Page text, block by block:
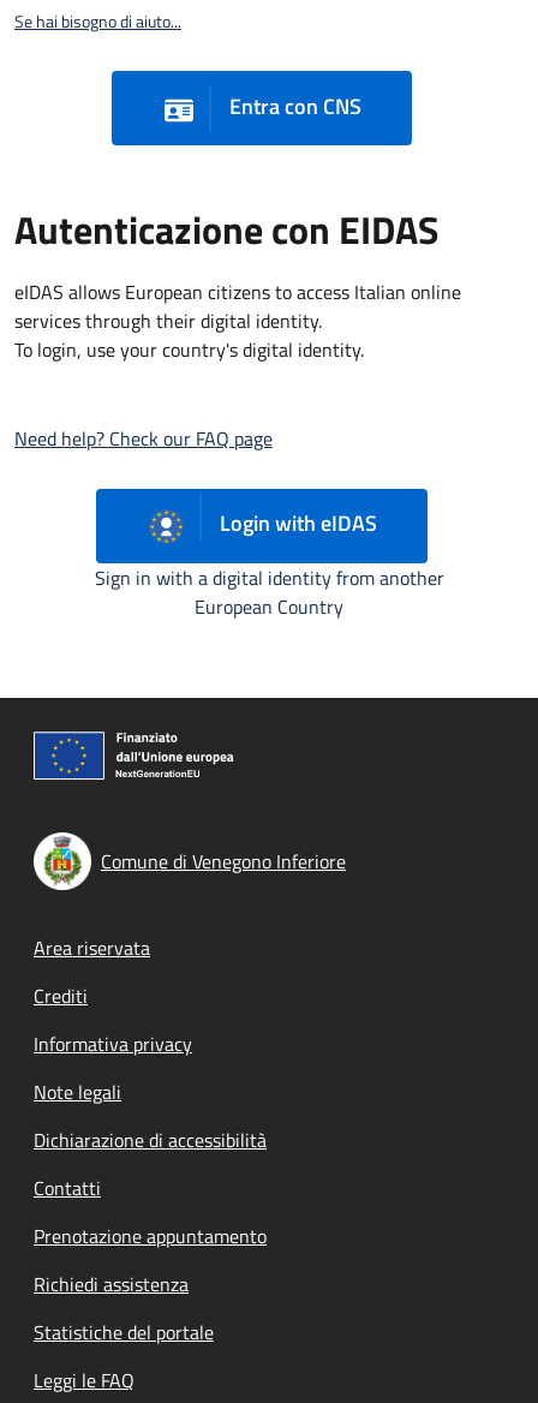
Se hai bisogno di aiuto...
Entra con CNS
Autenticazione con EIDAS
eIDAS allows European citizens to access Italian online
services through their digital identity.
To login, use your country's digital identity.
Need help? Check our FAQ page
Login with eIDAS
Sign in with a digital identity from another
European Country
Comune di Venegono Inferiore
Footer menu
Area riservata
Crediti
Informativa privacy
Note legali
Dichiarazione di accessibilità
Contatti
Prenotazione appuntamento
Richiedi assistenza
Statistiche del portale
Leggi le FAQ